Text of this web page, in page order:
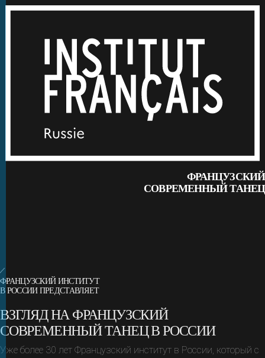
ФРАНЦУЗСКИЙ
СОВРЕМЕННЫЙ ТАНЕЦ
ФРАНЦУЗСКИЙ ИНСТИТУТ
В РОССИИ ПРЕДСТАВЛЯЕТ
ВЗГЛЯД НА ФРАНЦУЗСКИЙ
СОВРЕМЕННЫЙ ТАНЕЦ В РОССИИ
Уже более 30 лет Французский институт в России, который с